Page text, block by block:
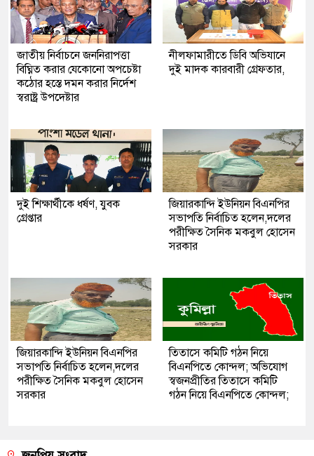
জাতীয় নির্বাচনে জননিরাপত্তা
বিঘ্নিত করার যেকোনো অপচেষ্টা
কঠোর হস্তে দমন করার নির্দেশ
স্বরাষ্ট্র উপদেষ্টার
নীলফামারীতে ডিবি অভিযানে
দুই মাদক কারবারী গ্রেফতার,
দুই শিক্ষার্থীকে ধর্ষণ, যুবক
গ্রেপ্তার
জিয়ারকান্দি ইউনিয়ন বিএনপির
সভাপতি নির্বাচিত হলেন,দলের
পরীক্ষিত সৈনিক মকবুল হোসেন
সরকার
জিয়ারকান্দি ইউনিয়ন বিএনপির
সভাপতি নির্বাচিত হলেন,দলের
পরীক্ষিত সৈনিক মকবুল হোসেন
সরকার
তিতাসে কমিটি গঠন নিয়ে
বিএনপিতে কোন্দল; অভিযোগ
স্বজনপ্রীতির তিতাসে কমিটি
গঠন নিয়ে বিএনপিতে কোন্দল;